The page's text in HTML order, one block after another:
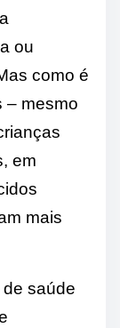
ou
como é
– mesmo
em
mais
saúde